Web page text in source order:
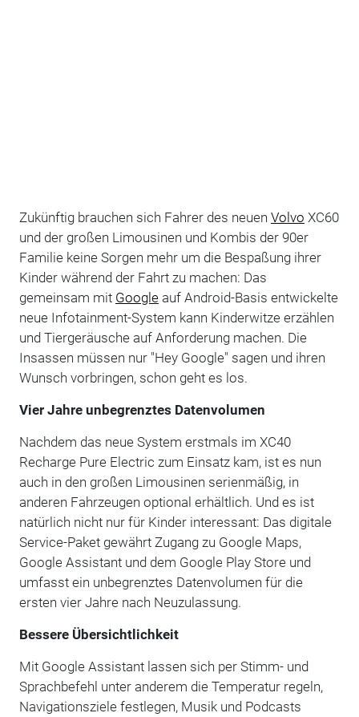
Zukünftig brauchen sich Fahrer des neuen Volvo XC60
und der großen Limousinen und Kombis der 90er
Familie keine Sorgen mehr um die Bespaßung ihrer
Kinder während der Fahrt zu machen: Das
gemeinsam mit Googleauf Android-Basis entwickelte
neue Infotainment-System kann Kinderwitze erzählen
und Tiergeräusche auf Anforderung machen. Die
Insassen müssen nur "Hey Google" sagen und ihren
Wunsch vorbringen, schon geht es los.
Vier Jahre unbegrenztes Datenvolumen
Nachdem das neue System erstmals im XC40
Recharge Pure Electric zum Einsatz kam, ist es nun
auch in den großen Limousinen serienmäßig, in
anderen Fahrzeugen optional erhältlich. Und es ist
natürlich nicht nur für Kinder interessant: Das digitale
Service-Paket gewährt Zugang zu Google Maps,
Google Assistant und dem Google Play Store und
umfasst ein unbegrenztes Datenvolumen für die
ersten vier Jahre nach Neuzulassung.
Bessere Übersichtlichkeit
Mit Google Assistant lassen sich per Stimm- und
Sprachbefehl unter anderem die Temperatur regeln,
Navigationsziele festlegen, Musik und Podcasts